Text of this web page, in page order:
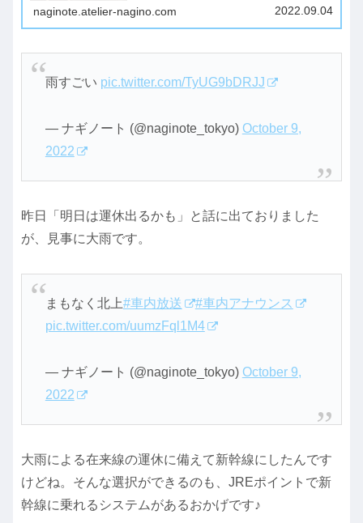
で鉄道を楽しんだ様子を紹介します。
naginote.atelier-nagino.com 2022.09.04
雨すごい pic.twitter.com/TyUG9bDRJJ
— ナギノート (@naginote_tokyo) October 9,
2022
昨日「明日は運休出るかも」と話に出ておりました
が、見事に大雨です。
まもなく北上#車内放送
#車内アナウンス
pic.twitter.com/uumzFql1M4
— ナギノート (@naginote_tokyo) October 9,
2022
大雨による在来線の運休に備えて新幹線にしたんです
けどね。そんな選択ができるのも、JREポイントで新
幹線に乗れるシステムがあるおかげです♪